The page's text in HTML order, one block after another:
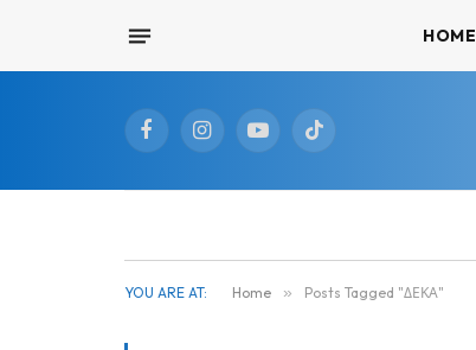
HOME
FacebookInstagramYouTubeTikTok
YOU ARE AT: Home » Posts Tagged "ΔΕΚΑ"